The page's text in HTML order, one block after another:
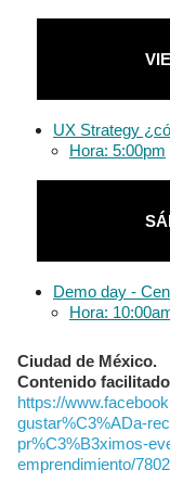
UX Strategy
Hora: 5:00pm
Demo day -
Hora:
Ciudad de México.
Contenido
https://
gustar%C3%ADa-
pr%C3%B3ximos-
emprendimiento/